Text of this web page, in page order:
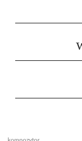
kompozytor